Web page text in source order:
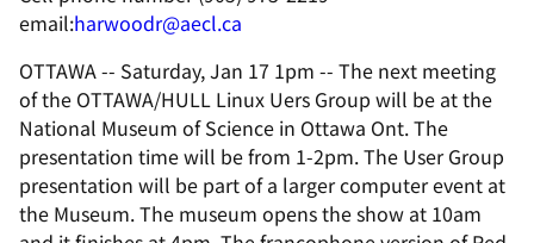
email:harwoodr@aecl.ca
OTTAWA -- Saturday, Jan 17 1pm -- The next meeting
of the OTTAWA/HULL Linux Uers Group will be at the
National Museum of Science in Ottawa Ont. The
presentation time will be from 1-2pm. The User Group
presentation will be part of a larger computer event at
the Museum. The museum opens the show at 10am